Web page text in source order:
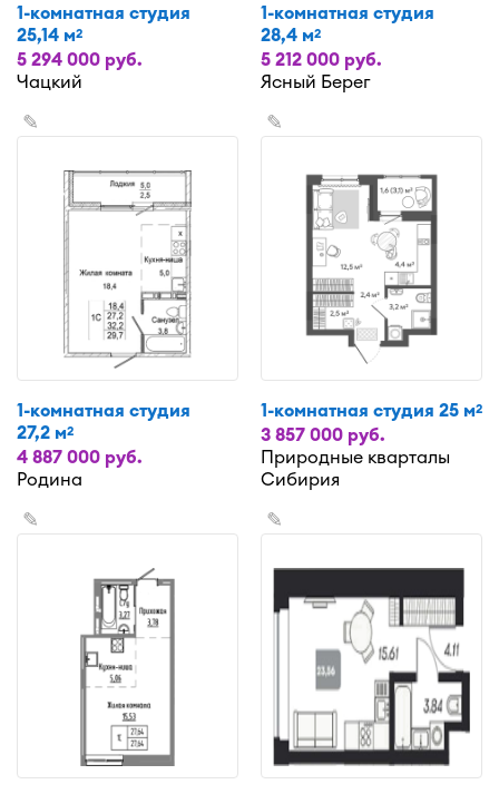
1-комнатная студия
25,14 м2
5 294 000 руб.
Чацкий
1-комнатная студия
28,4 м2
5 212 000 руб.
Ясный Берег
✎
1-комнатная студия
27,2 м2
4 887 000 руб.
Родина
✎
1-комнатная студия 25 м2
3 857 000 руб.
Природные кварталы
Сибирия
✎ ✎